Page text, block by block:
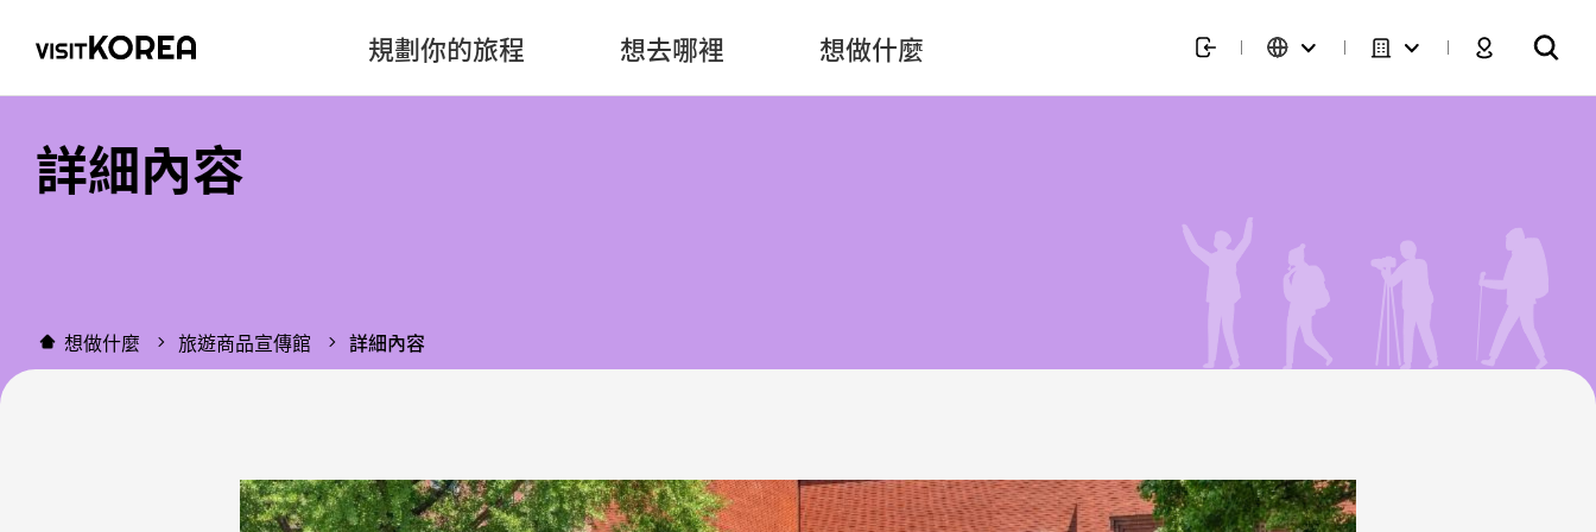
規劃你的旅程 想去哪裡 想做什麼
詳細內容
想做什麼 旅遊商品宣傳館 詳細內容